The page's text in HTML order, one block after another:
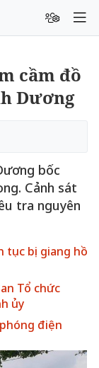
cầm đồ
Dương
bốc
Cảnh sát
tra nguyên
tục bị giang hồ
Tổ chức
ủy
điện